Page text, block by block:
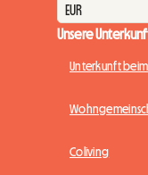
Unsere
Unterkunft
Coliving